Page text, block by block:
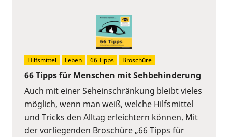
66 Tipps für Menschen mit Sehbehinderung
Auch mit einer Seheinschränkung bleibt vieles
möglich, wenn man weiß, welche Hilfsmittel
und Tricks den Alltag erleichtern können. Mit
der vorliegenden Broschüre „66 Tipps für
Hilfsmittel Leben 66 Tipps Broschüre